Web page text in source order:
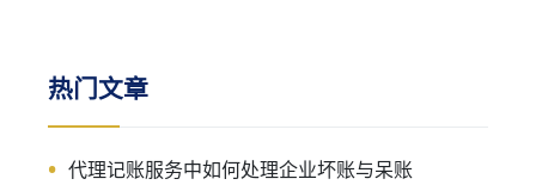
热门文章
代理记账服务中如何处理企业坏账与呆账